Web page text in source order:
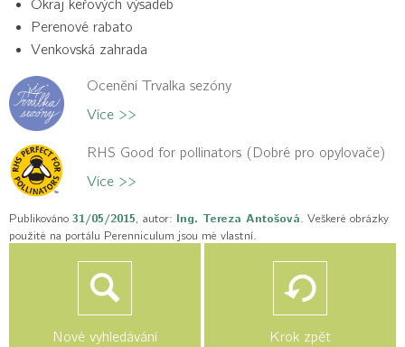
Okraj keřových výsadeb
Perenové rabato
Venkovská zahrada
Ocenění Trvalka sezóny
Více >>
RHS Good for pollinators (Dobré pro opylovače)
Více >>
Publikováno 31/05/2015, autor: Ing. Tereza Antošová. Veškeré obrázky
použité na portálu Perenniculum jsou mé vlastní.
Nové vyhledávání Krok zpět